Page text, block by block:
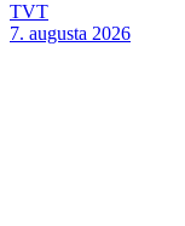
TVT
7. augusta 2026